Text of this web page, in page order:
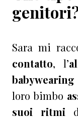
Sara mi
contatto, l’
babywearing
loro bimbo
suoi ritmi